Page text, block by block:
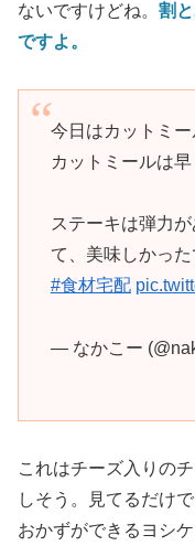
ないですけどね。 割
ですよ。
今日はカットミ
カットミールは
ステーキは弾力
て、美味しかっ
#食材宅配
— なかこー
これはチーズ入りの
しそう。見てるだけ
おかずができるヨシ